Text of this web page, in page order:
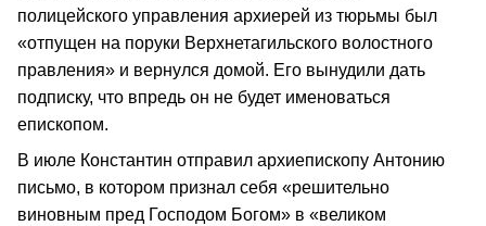
полицейского управления архиерей из тюрьмы был
«отпущен на поруки Верхнетагильского волостного
правления» и вернулся домой. Его вынудили дать
подписку, что впредь он не будет именоваться
епископом.
В июле Константин отправил архиепископу Антонию
письмо, в котором признал себя «решительно
виновным пред Господом Богом» в «великом